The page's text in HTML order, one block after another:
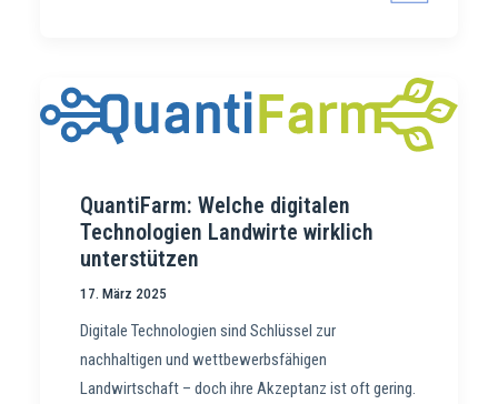
QuantiFarm: Welche digitalen
Technologien Landwirte wirklich
unterstützen
17. März 2025
Digitale Technologien sind Schlüssel zur
nachhaltigen und wettbewerbsfähigen
Landwirtschaft – doch ihre Akzeptanz ist oft gering.